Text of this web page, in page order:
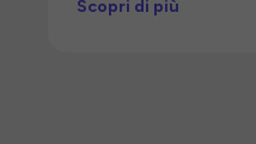
Scopri di più